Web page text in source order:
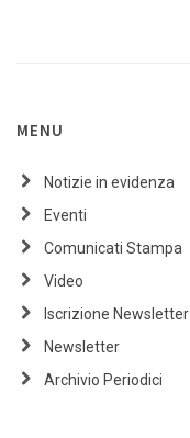
MENU
Notizie in evidenza
Eventi
Comunicati Stampa
Video
Iscrizione Newsletter
Newsletter
Archivio Periodici